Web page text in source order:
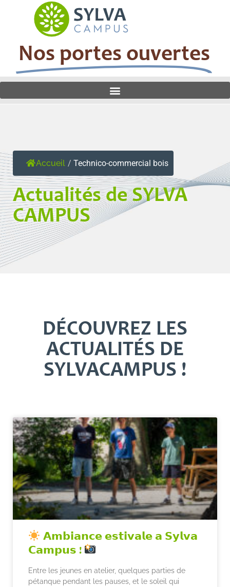
Nos portes ouvertes
Accueil / Technico-commercial bois
Actualités de SYLVA
CAMPUS
DÉCOUVREZ LES
ACTUALITÉS DE
SYLVACAMPUS !
𝗔𝗺𝗯𝗶𝗮𝗻𝗰𝗲 𝗲𝘀𝘁𝗶𝘃𝗮𝗹𝗲 𝗮 𝗦𝘆𝗹𝘃𝗮
𝗖𝗮𝗺𝗽𝘂𝘀 !
Entre les jeunes en atelier, quelques parties de
pétanque pendant les pauses, et le soleil qui